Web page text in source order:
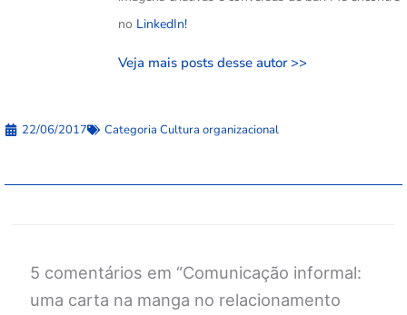
no LinkedIn!
Veja mais posts desse autor >>
22/06/2017 Categoria Cultura organizacional
5 comentários em “Comunicação informal:
uma carta na manga no relacionamento